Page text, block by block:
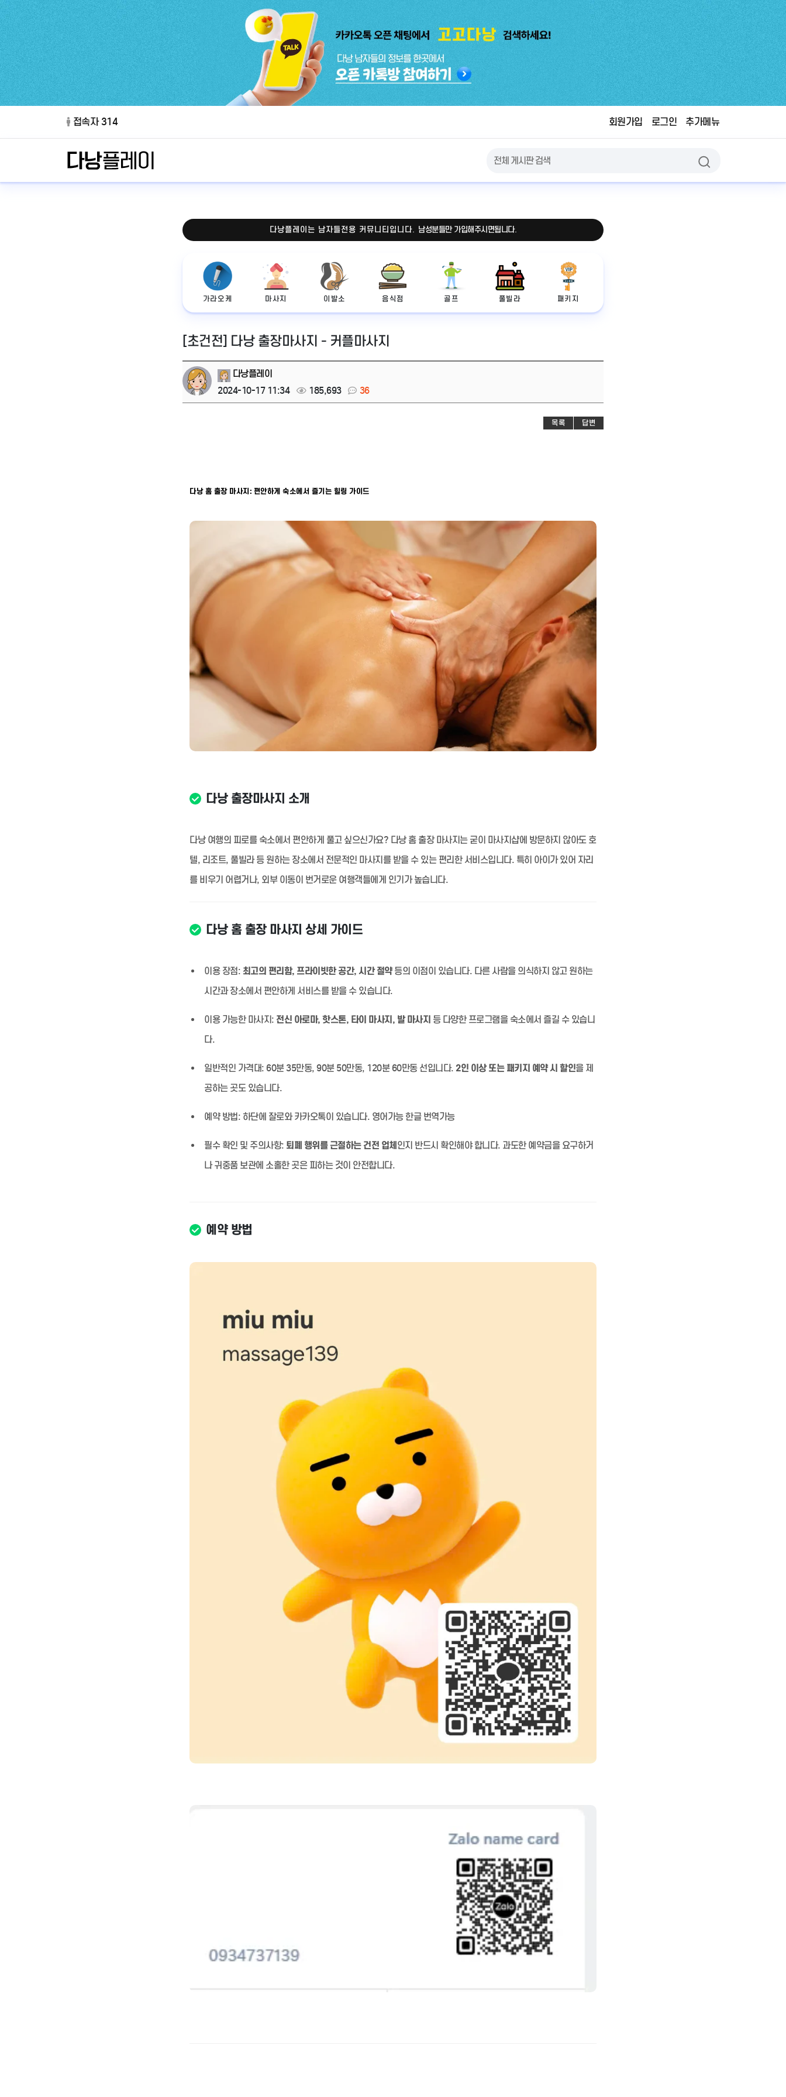
접속자 314 회원가입 로그인 추가메뉴
다낭플레이는 남자들전용 커뮤니티입니다. 남성분들만 가입해주시면됩니다.
가라오케 마사지 이발소 음식점 골프 풀빌라 패키지
[초건전] 다낭 출장마사지 - 커플마사지
다낭플레이
2024-10-17 11:34
185,693 36
목록 답변
다낭 홈 출장 마사지: 편안하게 숙소에서 즐기는 힐링 가이드
다낭 출장마사지 소개
다낭 여행의 피로를 숙소에서 편안하게 풀고 싶으신가요? 다낭 홈 출장 마사지는 굳이 마사지샵에 방문하지 않아도 호
텔, 리조트, 풀빌라 등 원하는 장소에서 전문적인 마사지를 받을 수 있는 편리한 서비스입니다. 특히 아이가 있어 자리
를 비우기 어렵거나, 외부 이동이 번거로운 여행객들에게 인기가 높습니다.
다낭 홈 출장 마사지 상세 가이드
이용 장점: 최고의 편리함, 프라이빗한 공간, 시간 절약등의 이점이 있습니다. 다른 사람을 의식하지 않고 원하는
시간과 장소에서 편안하게 서비스를 받을 수 있습니다.
이용 가능한 마사지: 전신 아로마, 핫스톤, 타이 마사지, 발 마사지 등 다양한 프로그램을 숙소에서 즐길 수 있습니
다.
일반적인 가격대: 60분 35만동, 90분 50만동, 120분 60만동 선입니다. 2인 이상 또는 패키지 예약 시 할인을 제
공하는 곳도 있습니다.
예약 방법: 하단에 잘로와 카카오톡이 있습니다. 영어가능 한글 번역가능
필수 확인 및 주의사항: 퇴폐 행위를 근절하는 건전 업체인지 반드시 확인해야 합니다. 과도한 예약금을 요구하거
나 귀중품 보관에 소홀한 곳은 피하는 것이 안전합니다.
예약 방법